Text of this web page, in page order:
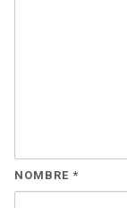
NOMBRE *